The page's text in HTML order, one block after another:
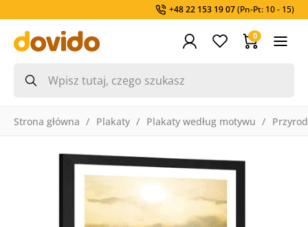
+48 22 153 19 07(Pn-Pt: 10 - 15)
0
Strona główna Plakaty Plakaty według motywu